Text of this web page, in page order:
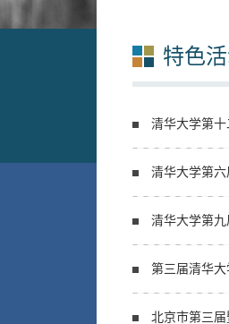
特色
清华大学第
清华大学第
清华大学第
第三届清华
北京市第三